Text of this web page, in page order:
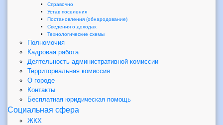
Справочно
Устав поселения
Постановления (обнародование)
Сведения о доходах
Технологические схемы
Полномочия
Кадровая работа
Деятельность административной комиссии
Территориальная комиссия
О городе
Контакты
Бесплатная юридическая помощь
Социальная сфера
ЖКХ